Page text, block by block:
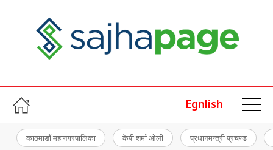
Egnlish
काठमाडौं महानगरपालिका केपी शर्मा ओली प्रधानमन्त्री प्रचण्ड